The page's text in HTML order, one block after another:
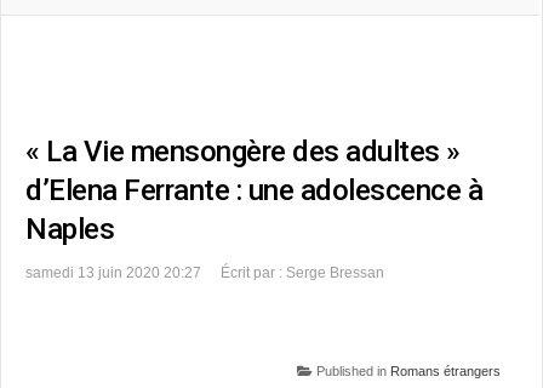
« La Vie mensongère des adultes »
d’Elena Ferrante : une adolescence à
Naples
samedi 13 juin 2020 20:27 Écrit par : Serge Bressan
Published in Romans étrangers